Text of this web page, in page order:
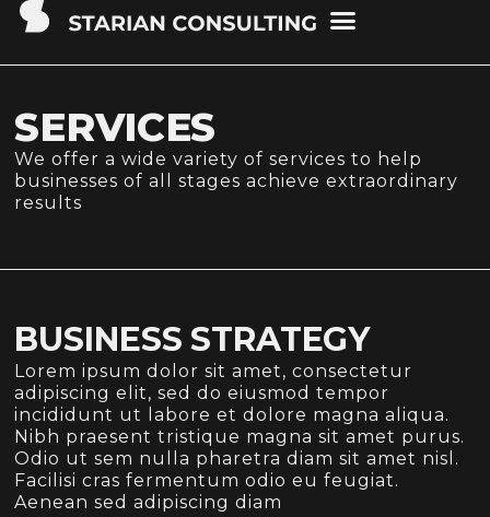
SERVICES
We offer a wide variety of services to help
businesses of all stages achieve extraordinary
results
BUSINESS STRATEGY
Lorem ipsum dolor sit amet, consectetur
adipiscing elit, sed do eiusmod tempor
incididunt ut labore et dolore magna aliqua.
Nibh praesent tristique magna sit amet purus.
Odio ut sem nulla pharetra diam sit amet nisl.
Facilisi cras fermentum odio eu feugiat.
Aenean sed adipiscing diam